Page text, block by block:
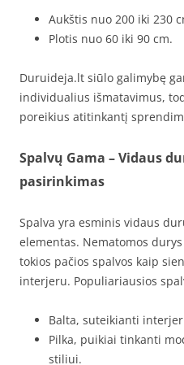
Aukštis nuo 200 iki 230
Plotis nuo 60 iki 90 cm.
Duruideja.lt siūlo galimybę
individualius išmatavimus,
poreikius atitinkantį
Spalvų Gama – Vidaus
pasirinkimas
Spalva yra esminis vidaus
elementas. Nematomos
tokios pačios spalvos kaip
interjeru. Populiariausios
Balta, suteikianti
Pilka, puikiai tinkanti
stiliui.